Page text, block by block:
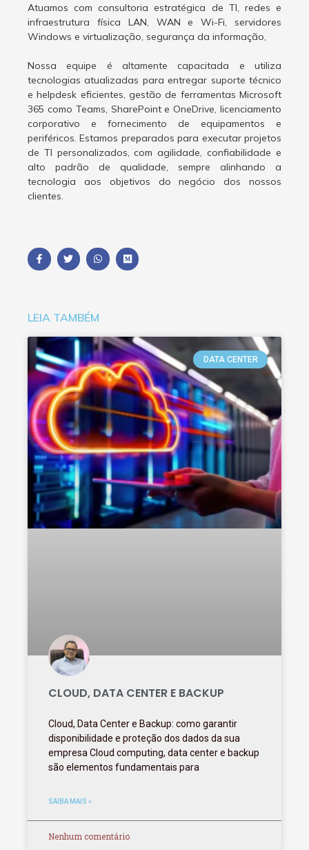
Atuamos com consultoria estratégica de TI, redes e
infraestrutura física LAN, WAN e Wi-Fi, servidores
Windows e virtualização, segurança da informação,
Nossa equipe é altamente capacitada e utiliza
tecnologias atualizadas para entregar suporte técnico
e helpdesk eficientes, gestão de ferramentas Microsoft
365 como Teams, SharePoint e OneDrive, licenciamento
corporativo e fornecimento de equipamentos e
periféricos. Estamos preparados para executar projetos
de TI personalizados, com agilidade, confiabilidade e
alto padrão de qualidade, sempre alinhando a
tecnologia aos objetivos do negócio dos nossos
clientes.
LEIA TAMBÉM
DATA CENTER
CLOUD, DATA CENTER E BACKUP
Cloud, Data Center e Backup: como garantir
disponibilidade e proteção dos dados da sua
empresa Cloud computing, data center e backup
são elementos fundamentais para
SAIBA MAIS »
Nenhum comentário